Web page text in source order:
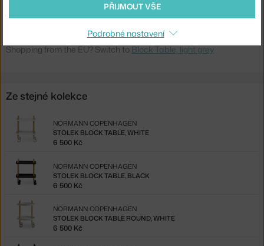
5707434055563
Ste zo Slovenska? Prejdite naStolík Block Table, light grey
Shopping from the EU? Switch toBlock Table, light grey
Ze stejné kolekce
STOLEK BLOCK TABLE, WHITE
NORMANN COPENHAGEN
6 500 Kč
STOLEK BLOCK TABLE, BLACK
NORMANN COPENHAGEN
6 500 Kč
STOLEK BLOCK TABLE ROUND, WHITE
NORMANN COPENHAGEN
6 500 Kč
PŘIJMOUT VŠE
Podrobné nastavení